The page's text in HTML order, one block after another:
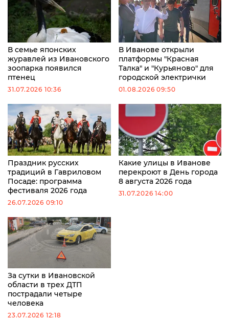
В семье японских
журавлей из Ивановского
зоопарка появился
птенец
31.07.2026 10:36
В Иванове открыли
платформы "Красная
Талка" и "Курьяново" для
городской электрички
01.08.2026 09:50
Праздник русских
традиций в Гавриловом
Посаде: программа
фестиваля 2026 года
26.07.2026 09:10
Какие улицы в Иванове
перекроют в День города
8 августа 2026 года
31.07.2026 14:00
За сутки в Ивановской
области в трех ДТП
пострадали четыре
человека
23.07.2026 12:18